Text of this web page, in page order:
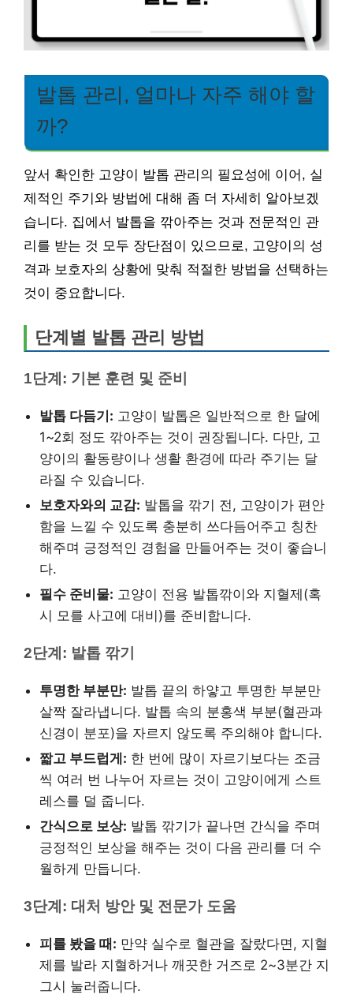
발톱 관리, 얼마나 자주 해야 할
까?
앞서 확인한 고양이 발톱 관리의 필요성에 이어, 실
제적인 주기와 방법에 대해 좀 더 자세히 알아보겠
습니다. 집에서 발톱을 깎아주는 것과 전문적인 관
리를 받는 것 모두 장단점이 있으므로, 고양이의 성
격과 보호자의 상황에 맞춰 적절한 방법을 선택하는
것이 중요합니다.
단계별 발톱 관리 방법
1단계: 기본 훈련 및 준비
발톱 다듬기: 고양이 발톱은 일반적으로 한 달에
1~2회 정도 깎아주는 것이 권장됩니다. 다만, 고
양이의 활동량이나 생활 환경에 따라 주기는 달
라질 수 있습니다.
보호자와의 교감: 발톱을 깎기 전, 고양이가 편안
함을 느낄 수 있도록 충분히 쓰다듬어주고 칭찬
해주며 긍정적인 경험을 만들어주는 것이 좋습니
다.
필수 준비물: 고양이 전용 발톱깎이와 지혈제(혹
시 모를 사고에 대비)를 준비합니다.
2단계: 발톱 깎기
투명한 부분만: 발톱 끝의 하얗고 투명한 부분만
살짝 잘라냅니다. 발톱 속의 분홍색 부분(혈관과
신경이 분포)을 자르지 않도록 주의해야 합니다.
짧고 부드럽게: 한 번에 많이 자르기보다는 조금
씩 여러 번 나누어 자르는 것이 고양이에게 스트
레스를 덜 줍니다.
간식으로 보상: 발톱 깎기가 끝나면 간식을 주며
긍정적인 보상을 해주는 것이 다음 관리를 더 수
월하게 만듭니다.
3단계: 대처 방안 및 전문가 도움
피를 봤을 때: 만약 실수로 혈관을 잘랐다면, 지혈
제를 발라 지혈하거나 깨끗한 거즈로 2~3분간 지
그시 눌러줍니다.